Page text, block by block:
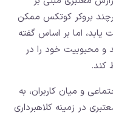
بروکر کوتکس ممکن
یابد، اما بر اساس گفته
و محبوبیت خود را در
کند.
و میان کاربران، به
در زمینه کلاهبرداری